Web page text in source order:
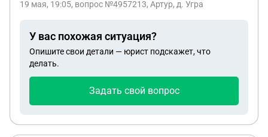
19 мая, 19:05, вопрос №4957213, Артур, д. Угра
У вас похожая ситуация?
Опишите свои детали — юрист подскажет, что
делать.
Задать свой вопрос